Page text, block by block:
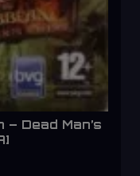
Dead Man’s